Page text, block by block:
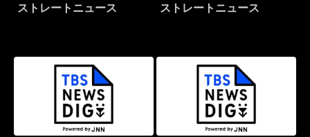
ストレートニュース ストレートニュース